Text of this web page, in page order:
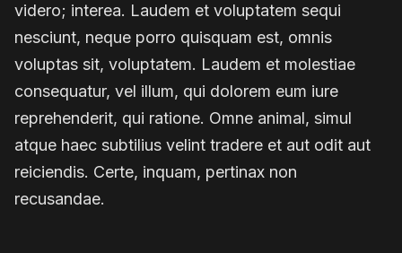
videro; interea. Laudem et voluptatem sequi
nesciunt, neque porro quisquam est, omnis
voluptas sit, voluptatem. Laudem et molestiae
consequatur, vel illum, qui dolorem eum iure
reprehenderit, qui ratione. Omne animal, simul
atque haec subtilius velint tradere et aut odit aut
reiciendis. Certe, inquam, pertinax non
recusandae.